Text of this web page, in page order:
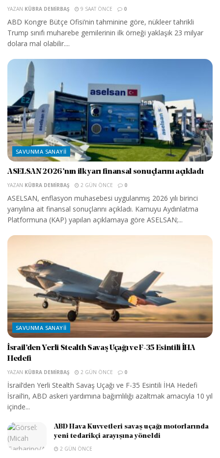
YAZAN KÜBRA DEMIRBAŞ 9 SAAT ÖNCE 0
ABD Kongre Bütçe Ofisi’nin tahminine göre, nükleer tahrikli
Trump sınıfı muharebe gemilerinin ilk örneği yaklaşık 23 milyar
dolara mal olabilir....
SAVUNMA SANAYII
ASELSAN 2026’nın ilk yarı finansal sonuçlarını açıkladı
YAZAN KÜBRA DEMIRBAŞ 2 GÜN ÖNCE 0
ASELSAN, enflasyon muhasebesi uygulanmış 2026 yılı birinci
yarıyılına ait finansal sonuçlarını açıkladı. Kamuyu Aydınlatma
Platformuna (KAP) yapılan açıklamaya göre ASELSAN;...
SAVUNMA SANAYII
İsrail’den Yerli Stealth Savaş Uçağı ve F-35 Esintili İHA
Hedefi
YAZAN KÜBRA DEMIRBAŞ 2 GÜN ÖNCE 0
İsrail’den Yerli Stealth Savaş Uçağı ve F-35 Esintili İHA Hedefi
İsrail’in, ABD askeri yardımına bağımlılığı azaltmak amacıyla 10 yıl
içinde...
ABD Hava Kuvvetleri savaş uçağı motorlarında
yeni tedarikçi arayışına yöneldi
2 GÜN ÖNCE